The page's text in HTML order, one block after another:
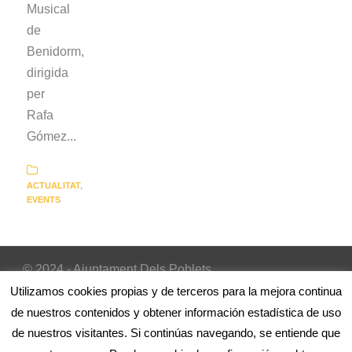
Musical
de
Benidorm,
dirigida
per
Rafa
Gómez...
ACTUALITAT,
EVENTS
© 2024 - Ajuntament Dels Poblets
Inicio |Avís Legal |Política de cookies
Utilizamos cookies propias y de terceros para la mejora continua
de nuestros contenidos y obtener información estadística de uso
de nuestros visitantes. Si continúas navegando, se entiende que